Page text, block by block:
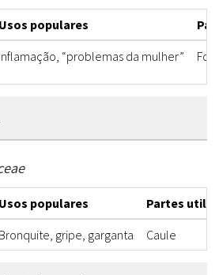
Usos populares
Inflamação, “problemas da mulher”
Usos populares
Partes
Bronquite, gripe, garganta Caule